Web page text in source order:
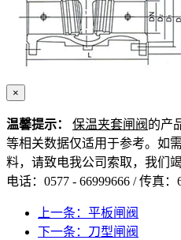
×
温馨提示： 保温夹套闸阀 的产
等相关数据仅适用于参考。如
料，请致电我公司索取，我们
电话：0577 - 66999666 / 传真：
上一条：平板闸阀
下一条：刀型闸阀